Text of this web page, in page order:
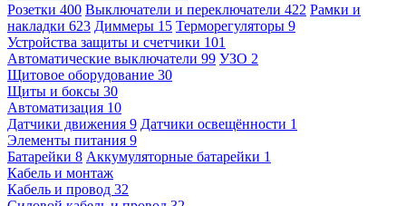
Розетки 400 Выключатели и переключатели 422 Рамки и
накладки 623 Диммеры 15 Терморегуляторы 9
Устройства защиты и счетчики 101
Автоматические выключатели 99 УЗО 2
Щитовое оборудование 30
Щиты и боксы 30
Автоматизация 10
Датчики движения 9 Датчики освещённости 1
Элементы питания 9
Батарейки 8 Аккумуляторные батарейки 1
Кабель и монтаж
Кабель и провод 32